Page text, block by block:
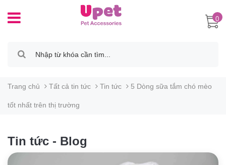
0
Trang chủ Tất cả tin tức Tin tức 5 Dòng sữa tắm chó mèo
tốt nhất trên thị trường
Tin tức - Blog